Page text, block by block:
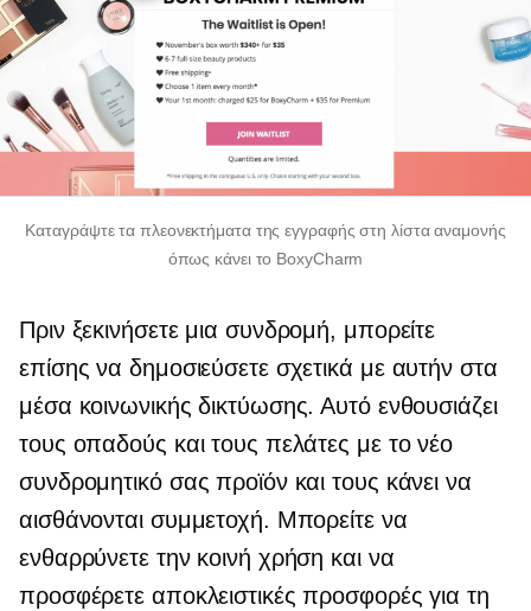
Καταγράψτε τα πλεονεκτήματα της εγγραφής στη λίστα αναμονής
όπως κάνει το BoxyCharm
Πριν ξεκινήσετε μια συνδρομή, μπορείτε
επίσης να δημοσιεύσετε σχετικά με αυτήν στα
μέσα κοινωνικής δικτύωσης. Αυτό ενθουσιάζει
τους οπαδούς και τους πελάτες με το νέο
συνδρομητικό σας προϊόν και τους κάνει να
αισθάνονται συμμετοχή. Μπορείτε να
ενθαρρύνετε την κοινή χρήση και να
προσφέρετε αποκλειστικές προσφορές για τη